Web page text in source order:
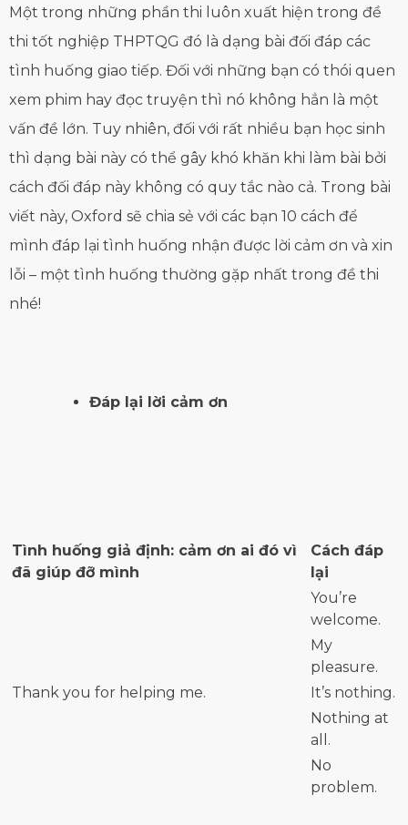
Một trong những phần thi luôn xuất hiện trong đề
thi tốt nghiệp THPTQG đó là dạng bài đối đáp các
tình huống giao tiếp. Đối với những bạn có thói quen
xem phim hay đọc truyện thì nó không hẳn là một
vấn đề lớn. Tuy nhiên, đối với rất nhiều bạn học sinh
thì dạng bài này có thể gây khó khăn khi làm bài bởi
cách đối đáp này không có quy tắc nào cả. Trong bài
viết này, Oxford sẽ chia sẻ với các bạn 10 cách để
mình đáp lại tình huống nhận được lời cảm ơn và xin
lỗi – một tình huống thường gặp nhất trong đề thi
nhé!
Đáp lại lời cảm ơn
Tình huống giả định: cảm ơn ai đó vì
đã giúp đỡ mình
Cách đáp
lại
Thank you for helping me.
You’re
welcome.
My
pleasure.
It’s nothing.
Nothing at
all.
No
problem.